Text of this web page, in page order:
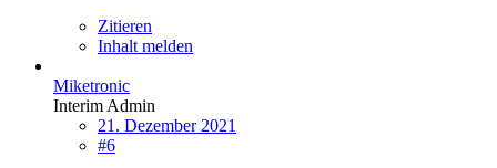
Zitieren
Inhalt melden
Miketronic
Interim Admin
21. Dezember 2021
#6